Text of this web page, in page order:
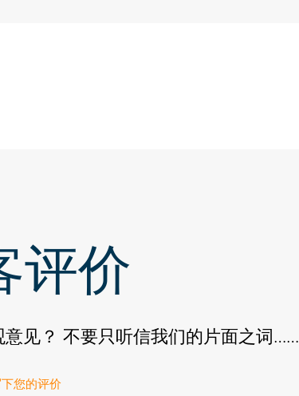
评价
意见？ 不要只听信我们的片面之词……
您的评价